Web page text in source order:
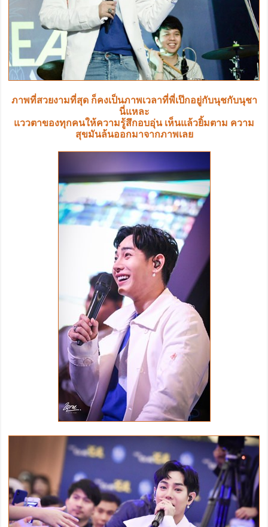
ภาพที่สวยงามที่สุด ก็คงเป็นภาพเวลาที่พี่เป๊กอยู่กับนุชกับนุชา
นี่แหละ
แววตาของทุกคนให้ความรู้สึกอบอุ่น เห็นแล้วยิ้มตาม ความ
สุขมันล้นออกมาจากภาพเลย